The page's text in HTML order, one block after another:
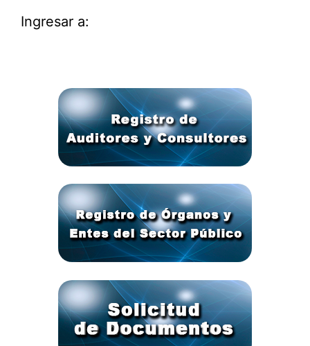
Ingresar a: